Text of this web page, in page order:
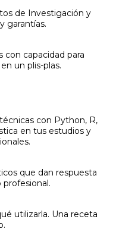
de Investigación y
garantías.
capacidad para
un plis-plas.
con Python, R,
en tus estudios y
que dan respuesta
utilizarla. Una receta